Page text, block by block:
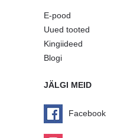
E-pood
Uued tooted
Kingiideed
Blogi
JÄLGI MEID
Facebook